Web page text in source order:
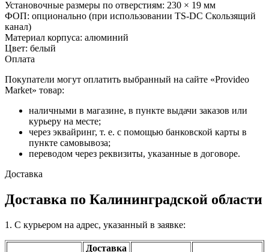
Установочные размеры по отверстиям: 230 × 19 мм
ФОП: опционально (при использовании TS-DC Скользящий
канал)
Материал корпуса: алюминий
Цвет: белый
Оплата
Покупатели могут оплатить выбранный на сайте «Provideo
Market» товар:
наличными в магазине, в пункте выдачи заказов или
курьеру на месте;
через эквайринг, т. е. с помощью банковской карты в
пункте самовывоза;
переводом через реквизиты, указанные в договоре.
Доставка
Доставка по Калининградской области
1. С курьером на адрес, указанный в заявке:
Доставка